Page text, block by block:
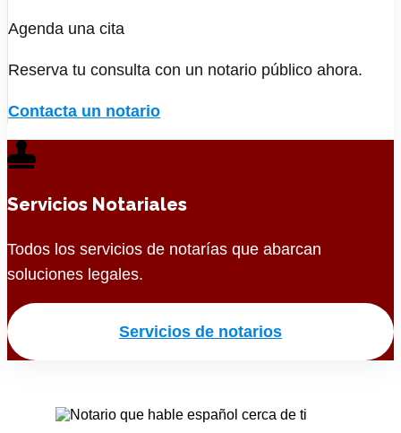
Agenda una cita
Reserva tu consulta con un notario público ahora.
Contacta un notario
Servicios Notariales
Todos los servicios de notarías que abarcan
soluciones legales.
Servicios de notarios